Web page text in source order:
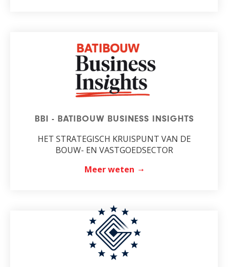
BBI - BATIBOUW BUSINESS INSIGHTS
HET STRATEGISCH KRUISPUNT VAN DE
BOUW- EN VASTGOEDSECTOR
Meer weten